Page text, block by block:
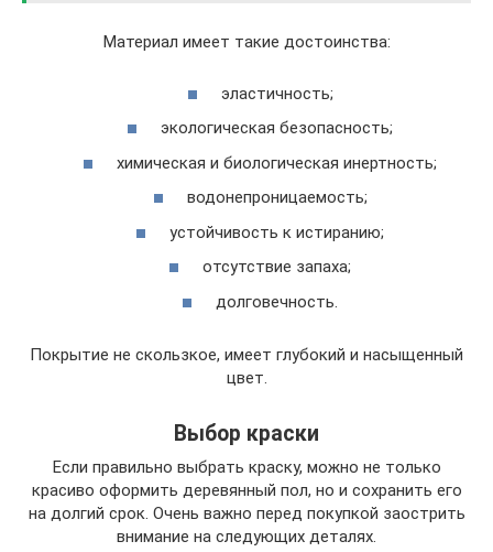
Материал имеет такие достоинства:
эластичность;
экологическая безопасность;
химическая и биологическая инертность;
водонепроницаемость;
устойчивость к истиранию;
отсутствие запаха;
долговечность.
Покрытие не скользкое, имеет глубокий и насыщенный
цвет.
Выбор краски
Если правильно выбрать краску, можно не только
красиво оформить деревянный пол, но и сохранить его
на долгий срок. Очень важно перед покупкой заострить
внимание на следующих деталях.